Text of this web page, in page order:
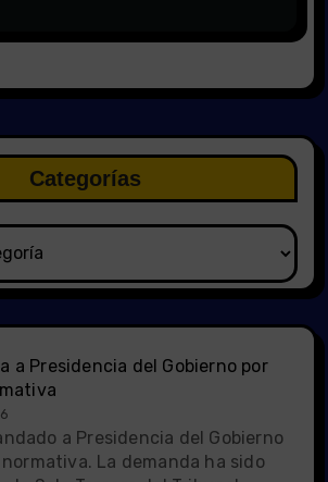
Categorías
a Presidencia del Gobierno por
a Presidencia del Gobierno
La demanda ha sido